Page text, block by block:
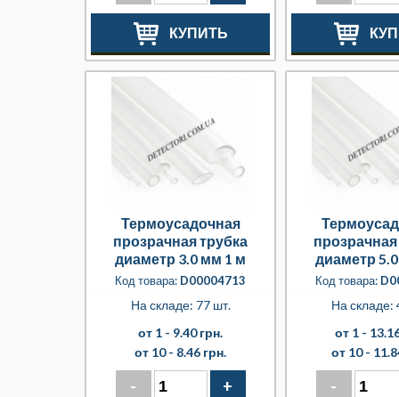
КУПИТЬ
Термоусадочная
прозрачная трубка
диаметр 3.0 мм 1 м
Код товара: D00004713
На складе: 77 шт.
от 1 - 9.40 грн.
от 10 - 8.46 грн.
- +
диаметр
Код товара:
На складе:
от 1 -
от 10 -
-